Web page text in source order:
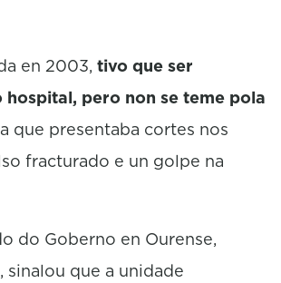
en 2003, tivo que ser
hospital, pero non se teme pola
que presentaba cortes nos
fracturado e un golpe na
do Goberno en Ourense,
sinalou que a unidade